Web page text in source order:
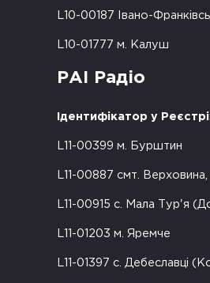
L10-00187 Івано-
L10-01777 м. Калуш
РАІ Радіо
Ідентифікатор у
L11-00399 м. Бурштин
L11-00887 смт. Верховина,
L11-00915 с. Мала Тур'я
L11-01203 м. Яремче
L11-01397 с. Дебеславці